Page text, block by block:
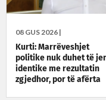
08 GUS 2026 |
Kurti: Marrëveshjet
politike nuk duhet të
identike me rezultatin
zgjedhor, por të afërta